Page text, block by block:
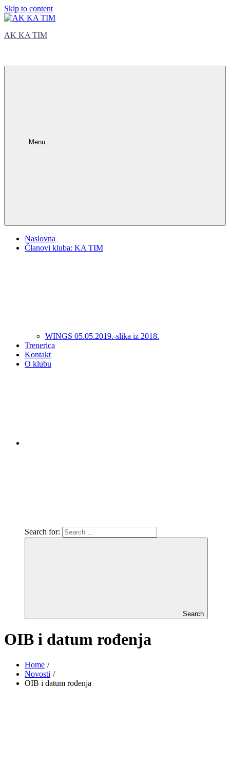
Skip to content
AK KA TIM
Menu
Naslovna
Članovi kluba: KA TIM
WINGS 05.05.2019.-slika iz 2018.
Trenerica
Kontakt
O klubu
Search for:
Search
OIB i datum rođenja
Home
Novosti
OIB i datum rođenja